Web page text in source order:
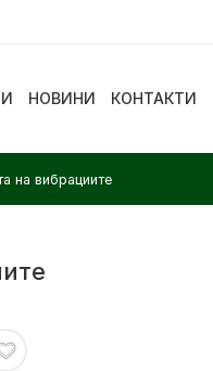
НОВИНИ КОНТАКТИ
на вибрациите